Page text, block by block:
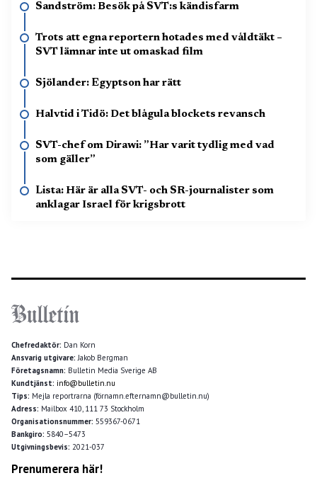
Sandström: Besök på SVT:s kändisfarm
Trots att egna reportern hotades med våldtäkt –
SVT lämnar inte ut omaskad film
Halvtid i Tidö: Det blågula blockets revansch
SVT-chef om Dirawi: ”Har varit tydlig med vad
som gäller”
Lista: Här är alla SVT- och SR-journalister som
anklagar Israel för krigsbrott
Chefredaktör: Dan Korn
Ansvarig utgivare: Jakob Bergman
Företagsnamn: Bulletin Media Sverige AB
Kundtjänst: info@bulletin.nu
Tips: Mejla reportrarna (förnamn.efternamn@bulletin.nu)
Adress: Mailbox 410, 111 73 Stockholm
Organisationsnummer: 559367-0671
Bankgiro: 5840–5473
Utgivningsbevis: 2021-037
Prenumerera här!